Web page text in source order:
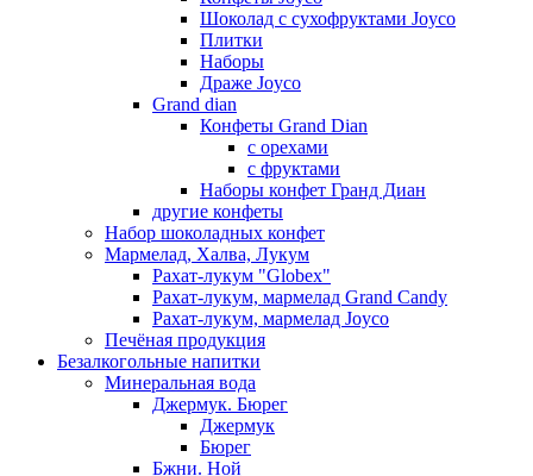
Шоколад с сухофруктами Joyco
Плитки
Наборы
Драже Joyco
Grand dian
Конфеты Grand Dian
с орехами
с фруктами
Наборы конфет Гранд Диан
другие конфеты
Набор шоколадных конфет
Мармелад, Халва, Лукум
Рахат-лукум "Globex"
Рахат-лукум, мармелад Grand Candy
Рахат-лукум, мармелад Joyco
Печёная продукция
Безалкогольные напитки
Минеральная вода
Джермук. Бюрег
Джермук
Бюрег
Бжни. Ной